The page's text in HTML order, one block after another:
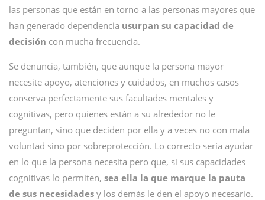
las personas que están en torno a las personas mayores que
han generado dependencia usurpan su capacidad de
decisión con mucha frecuencia.
Se denuncia, también, que aunque la persona mayor
necesite apoyo, atenciones y cuidados, en muchos casos
conserva perfectamente sus facultades mentales y
cognitivas, pero quienes están a su alrededor no le
preguntan, sino que deciden por ella y a veces no con mala
voluntad sino por sobreprotección. Lo correcto sería ayudar
en lo que la persona necesita pero que, si sus capacidades
cognitivas lo permiten, sea ella la que marque la pauta
de sus necesidades y los demás le den el apoyo necesario.